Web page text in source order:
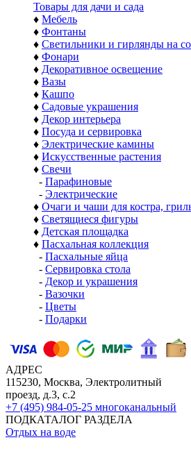
Товары для дачи и сада
♦ Мебель
♦ Фонтаны
♦ Светильники и гирлянды на
♦ Фонари
♦ Декоративное освещение
♦ Вазы
♦ Кашпо
♦ Садовые украшения
♦ Декор интерьера
♦ Посуда и сервировка
♦ Электрические камины
♦ Искусственные растения
♦ Свечи
- Парафиновые
- Электрические
♦ Очаги и чаши для костра,
♦ Светящиеся фигуры
♦ Детская площадка
♦ Пасхальная коллекция
- Пасхальные яйца
- Сервировка стола
- Декор и украшения
- Вазочки
- Цветы
- Подарки
АДРЕС
115230, Москва, Электролитный
проезд, д.3, с.2
+7 (495) 984-05-25 многоканальный
ПОДКАТАЛОГ РАЗДЕЛА
Отдых на воде